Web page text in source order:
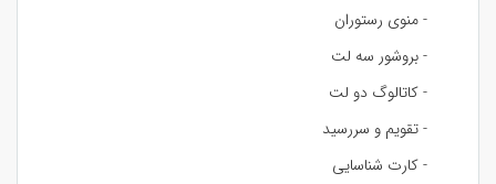
- منوی رستوران
- بروشور سه لت
- کاتالوگ دو لت
- تقویم و سررسید
- کارت شناسایی